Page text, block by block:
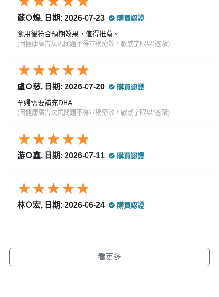
蘇Ｏ煌, 日期: 2026-07-23
購買認證
食用後符合預期效果，值得推薦。
(因健康廣告法規問題不得宣稱療效，敏感字眼以*遮蔽)
盧Ｏ慈, 日期: 2026-07-20
購買認證
孕婦需要補充DHA
(因健康廣告法規問題不得宣稱療效，敏感字眼以*遮蔽)
游Ｏ鑫, 日期: 2026-07-11 購買認證
林Ｏ宏, 日期: 2026-06-24 購買認證
看更多